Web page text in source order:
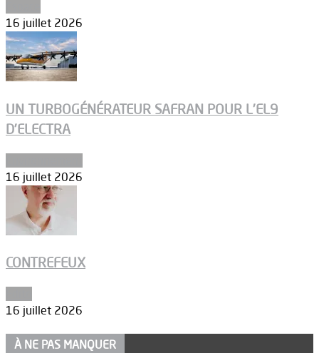
16 juillet 2026
UN TURBOGÉNÉRATEUR SAFRAN POUR L’EL9
D’ELECTRA
16 juillet 2026
CONTREFEUX
16 juillet 2026
À NE PAS MANQUER